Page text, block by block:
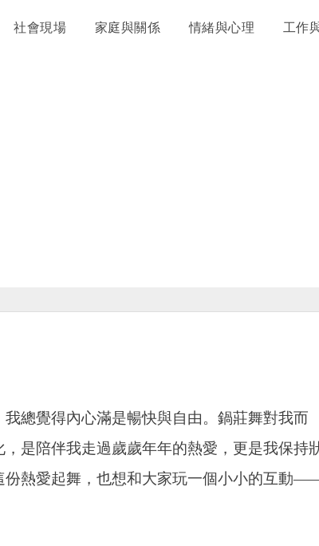
社會現場 家庭與關係 情緒與心理 工作
總覺得內心滿是暢快與自由。鍋莊舞對我而
是陪伴我走過歲歲年年的熱愛，更是我保持
份熱愛起舞，也想和大家玩一個小小的互動